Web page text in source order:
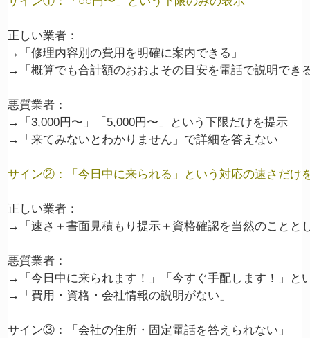
正しい業者：
→「修理内容別の費用を明確に案内できる」
→「概算でも合計額のおおよその目安を電話で説明でき
悪質業者：
→「3,000円〜」「5,000円〜」という下限だけを提示
→「来てみないとわかりません」で詳細を答えない
サイン②：「今日中に来られる」という対応の速さだけ
正しい業者：
→「速さ＋書面見積もり提示＋資格確認を当然のことと
悪質業者：
→「今日中に来られます！」「今すぐ手配します！」と
→「費用・資格・会社情報の説明がない」
サイン③：「会社の住所・固定電話を答えられない」